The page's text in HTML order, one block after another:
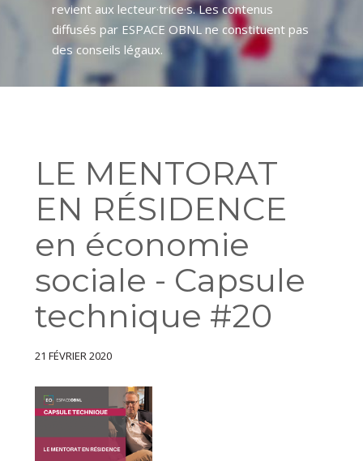
revient aux lecteur·trice·s. Les contenus
diffusés par ESPACE OBNL ne constituent pas
des conseils légaux.
LE MENTORAT
EN RÉSIDENCE
en économie
sociale - Capsule
technique #20
21 FÉVRIER 2020